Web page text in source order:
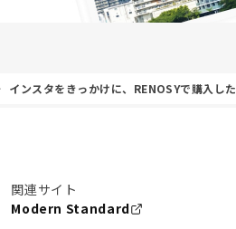
インスタをきっかけに、RENOSYで購入した
関連サイト
Modern Standard